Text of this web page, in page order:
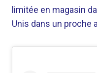
limitée en magasin
Unis dans un proche